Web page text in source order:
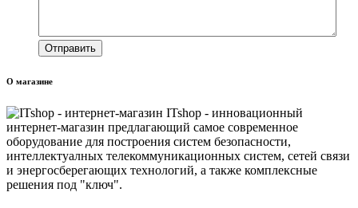
О магазине
ITshop - инновационный
интернет-магазин предлагающий самое современное
оборудование для построения систем безопасности,
интеллектуалных телекоммуникационных систем, сетей связи
и энергосберегающих технологий, а также комплексные
решения под "ключ".